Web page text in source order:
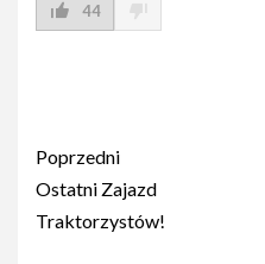
44
Post
navigation
Poprzedni
Ostatni Zajazd
Traktorzystów!